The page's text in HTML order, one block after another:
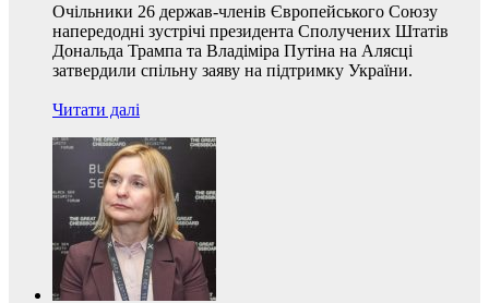
Очільники 26 держав-членів Європейського Союзу
напередодні зустрічі президента Сполучених Штатів
Дональда Трампа та Владіміра Путіна на Алясці
затвердили спільну заяву на підтримку України.
Читати далі